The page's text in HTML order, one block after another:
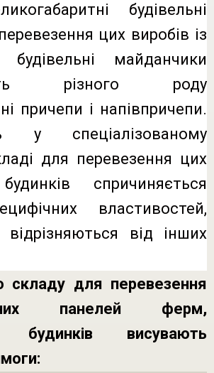
будівельні
цих виробів із
майданчики
різного роду
причепи і напівпричепи.
у спеціалізованому
для перевезення цих
спричиняється
властивостей,
від інших
складу для перевезення
панелей ферм,
будинків висувають